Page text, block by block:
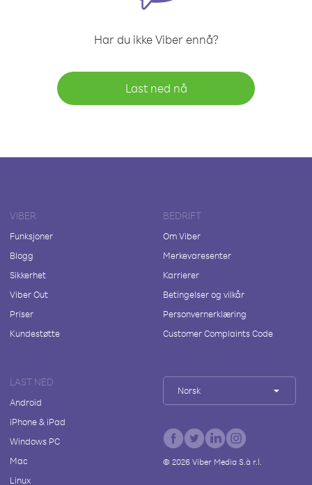
Har du ikke Viber ennå?
Last ned nå
VIBER
Funksjoner
Blogg
Sikkerhet
Viber Out
Priser
Kundestøtte
BEDRIFT
Om Viber
Merkevaresenter
Karrierer
Betingelser og vilkår
Personvernerklæring
Customer Complaints Code
LAST NED
Android
iPhone & iPad
Windows PC
Mac
Linux
Norsk
© 2026Viber Media S.à r.l.